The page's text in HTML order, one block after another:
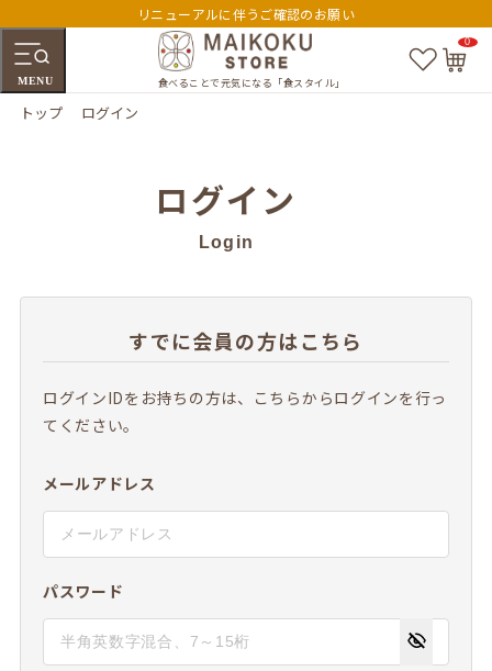
リニューアルに伴うご確認のお願い
MENU 食べることで元気になる「食スタイル」
お
気
カ
0
トップ ログイン
ログイン
Login
すでに会員の方はこちら
ログインIDをお持ちの方は、こちらからログインを行っ
てください。
メールアドレス
パスワード